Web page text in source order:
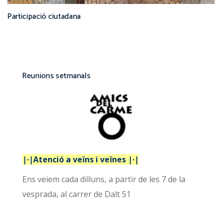
Participació ciutadana
Reunions setmanals
|·|Atenció a veïns i veïnes |·|
Ens veiem cada dilluns, a partir de les 7 de la
vesprada, al carrer de Dalt 51